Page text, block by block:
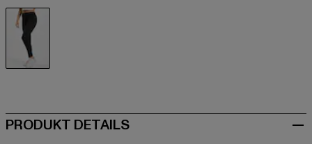
PRODUKT DETAILS